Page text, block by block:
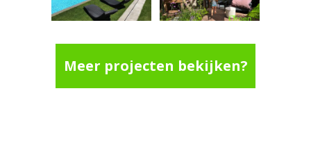
Meer projecten bekijken?